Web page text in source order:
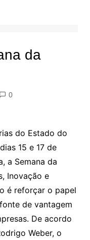
da
0
do Estado do
15 e 17 de
a Semana da
Inovação e
é reforçar o papel
de vantagem
De acordo
Weber, o